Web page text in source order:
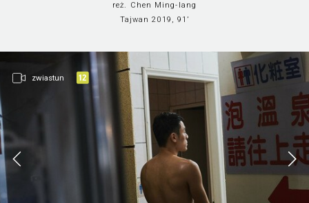
reż. Chen Ming-lang
Tajwan 2019, 91’
zwiastun